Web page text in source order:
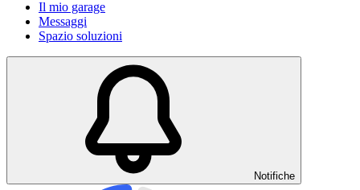
Il mio garage
Messaggi
Spazio soluzioni
Notifiche